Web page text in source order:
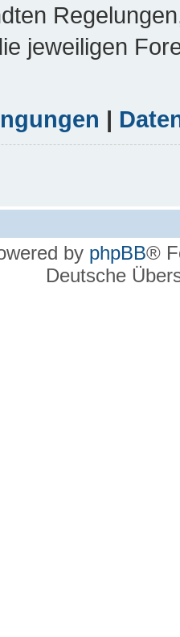
jeweiligen
|
by phpBB®
Deutsche